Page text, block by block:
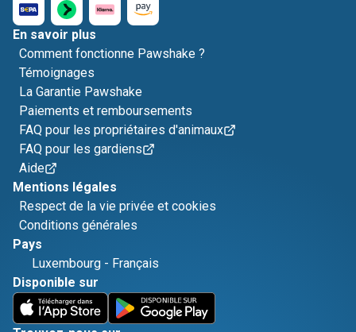
En savoir plus
Comment fonctionne Pawshake ?
Témoignages
La Garantie Pawshake
Paiements et remboursements
FAQ pour les propriétaires d'animaux
FAQ pour les gardiens
Aide
Mentions légales
Respect de la vie privée et cookies
Conditions générales
Pays
Luxembourg - Français
Disponible sur